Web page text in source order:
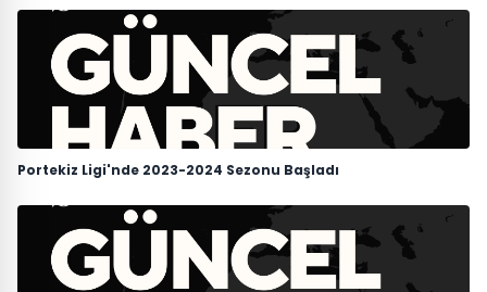
Portekiz Ligi'nde 2023-2024 Sezonu Başladı